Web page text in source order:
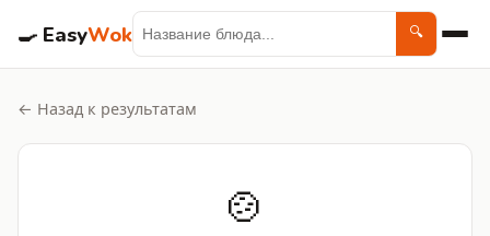
🍳 EasyWok 🔍
← Назад к результатам
🍲